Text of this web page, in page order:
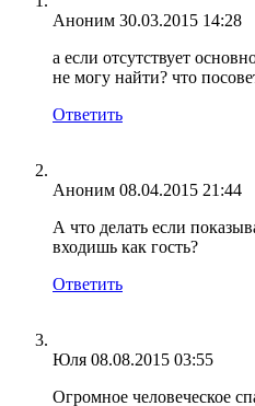
Аноним 30.03.2015 14:28
а если отсутствует
не могу найти? что
Ответить
Аноним 08.04.2015 21:44
А что делать если
входишь как гость?
Ответить
Юля 08.08.2015 03:55
Огромное человеческое